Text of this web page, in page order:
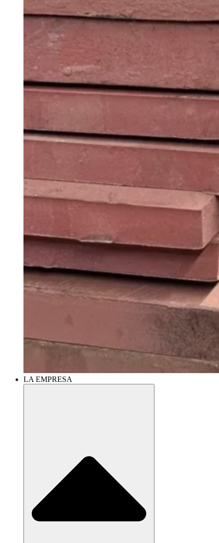
LA EMPRESA